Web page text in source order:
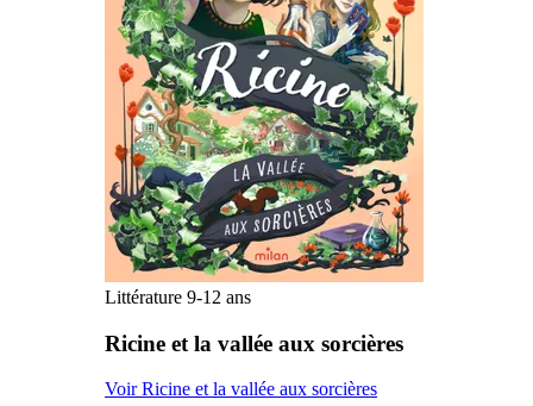
Littérature 9-12 ans
Ricine et la vallée aux sorcières
Voir Ricine et la vallée aux sorcières